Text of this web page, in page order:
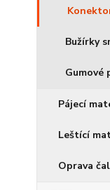
Bužírky
Gumové
Pájecí
Leštící
Oprava